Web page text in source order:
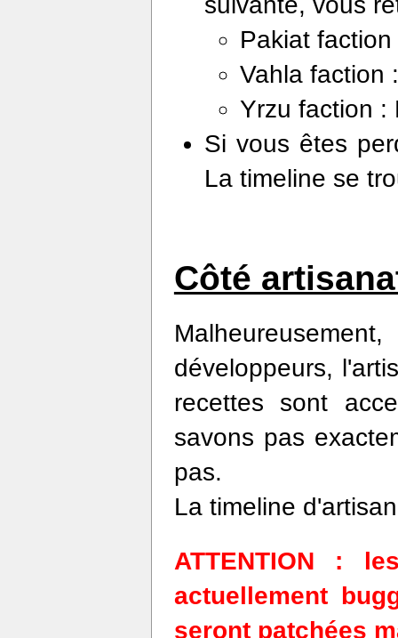
Pakiat
Vahla faction
Yrzu faction :
Si vous êtes
La timeline se
Côté
développeurs,
recettes sont
savons pas
pas.
La timeline
ATTENTION :
actuellement
seront patchées